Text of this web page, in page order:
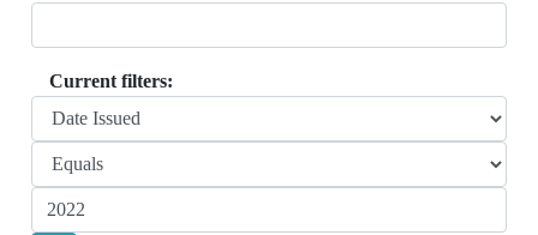
Current filters: